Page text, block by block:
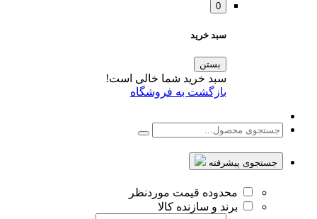
0
سبد خرید
بستن
سبد خرید شما خالی است!
بازگشت به فروشگاه
جستجوی پیشرفته
محدوده قیمت موردنظر
برند و سازنده کالا